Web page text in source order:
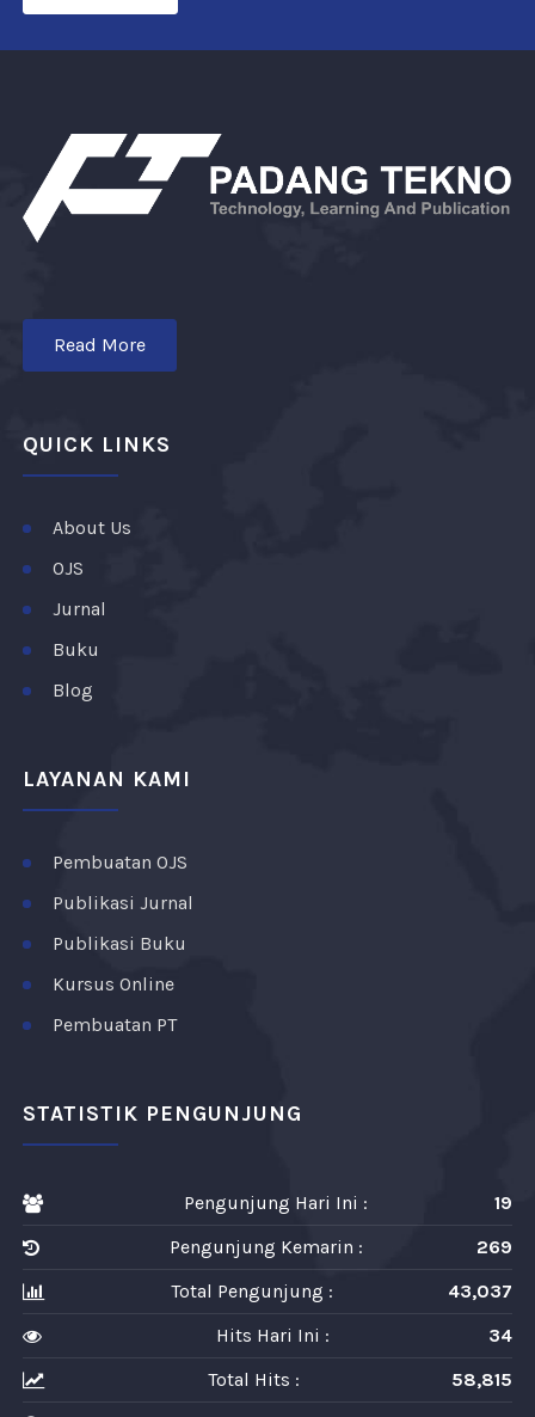
Read More
QUICK LINKS
About Us
OJS
Jurnal
Buku
Blog
LAYANAN KAMI
Pembuatan OJS
Publikasi Jurnal
Publikasi Buku
Kursus Online
Pembuatan PT
STATISTIK PENGUNJUNG
Pengunjung Hari Ini :
19
Pengunjung Kemarin :
269
Total Pengunjung :
43,037
Hits Hari Ini :
34
Total Hits :
58,815